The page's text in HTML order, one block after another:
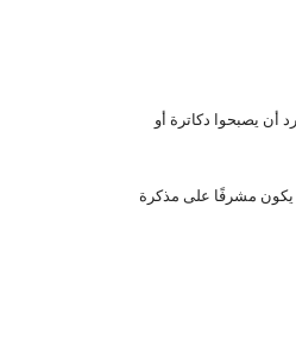
أن يصبحوا دكاترة أو
يكون مشرفًا على مذكرة